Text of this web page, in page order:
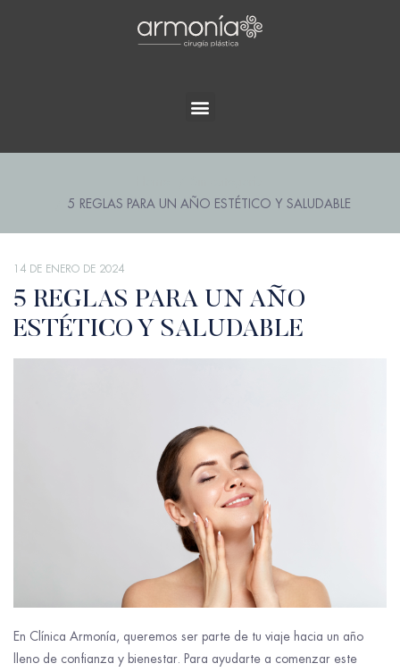
5 REGLAS PARA UN AÑO ESTÉTICO Y SALUDABLE
14 DE ENERO DE 2024
5 REGLAS PARA UN AÑO
ESTÉTICO Y SALUDABLE
En Clínica Armonía, queremos ser parte de tu viaje hacia un año
lleno de confianza y bienestar. Para ayudarte a comenzar este